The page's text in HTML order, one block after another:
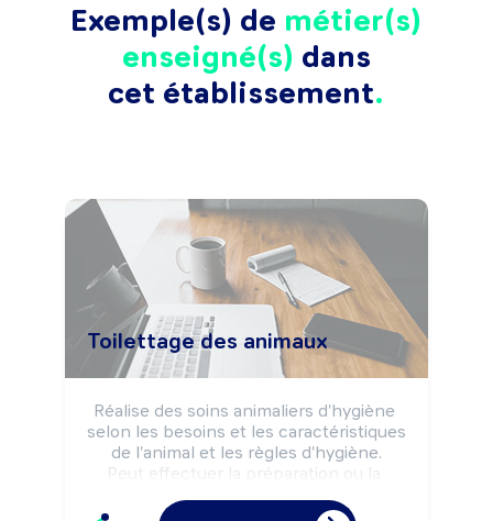
Exemple(s) de métier(s)
enseigné(s) dans
cet établissement
Toilettage des animaux
Réalise des soins animaliers d'hygiène
selon les besoins et les caractéristiques
de l'animal et les règles d'hygiène.
Peut effectuer la préparation ou la
Peut diriger un salon de toilettage.